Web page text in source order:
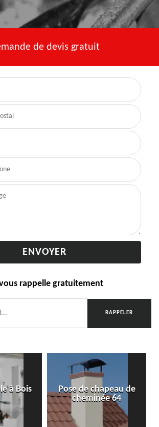
de devis gratuit
rappelle gratuitement
à Bois
Pose de chapeau de
cheminée 64